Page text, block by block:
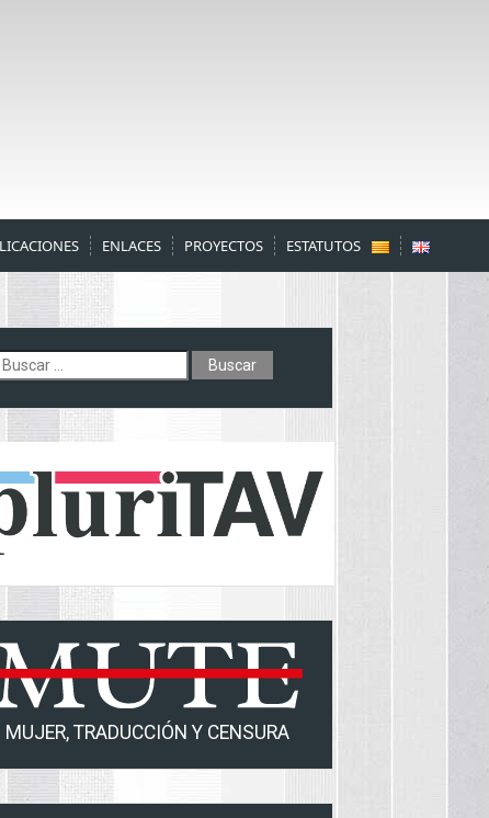
ENLACES PROYECTOS ESTATUTOS
MUJER, TRADUCCIÓN Y CENSURA